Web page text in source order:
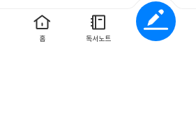
아마 자신들도 알고 있을것이다 그것으로
게 많다는 것을.. 하지만 그래도 바꾸지 않는다.. 오직 자존심의 대결
이 더욱더 중요함으로..
는 것이 현실에서는 얼마나 힘듬을 알기에
형 박사의 장점이 책 모든곳에서 나타난다. 특히나 힐리언스 마을 촌
장을 현재 재직하고 있는 자신만에 노하우
홈 독서노트